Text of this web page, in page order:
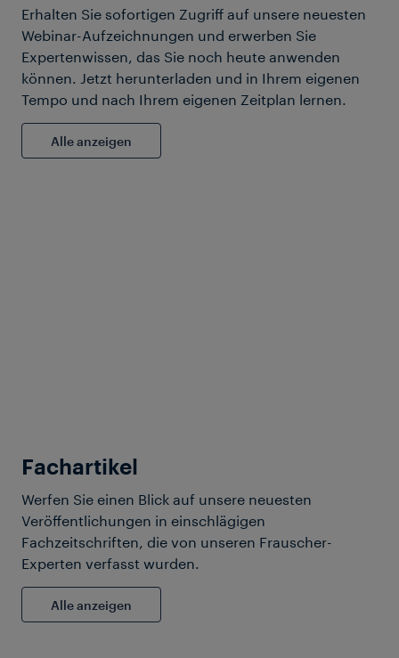
Frauscher Advanced Counter
FAdC®i
FAdC®
Erhalten Sie sofortigen Zugriff auf unsere neuesten
Webinar-Aufzeichnungen und erwerben Sie
Expertenwissen, das Sie noch heute anwenden
können. Jetzt herunterladen und in Ihrem eigenen
Tempo und nach Ihrem eigenen Zeitplan lernen.
Alle anzeigen
Fachartikel
Werfen Sie einen Blick auf unsere neuesten
Veröffentlichungen in einschlägigen
Fachzeitschriften, die von unseren Frauscher-
Experten verfasst wurden.
Alle anzeigen